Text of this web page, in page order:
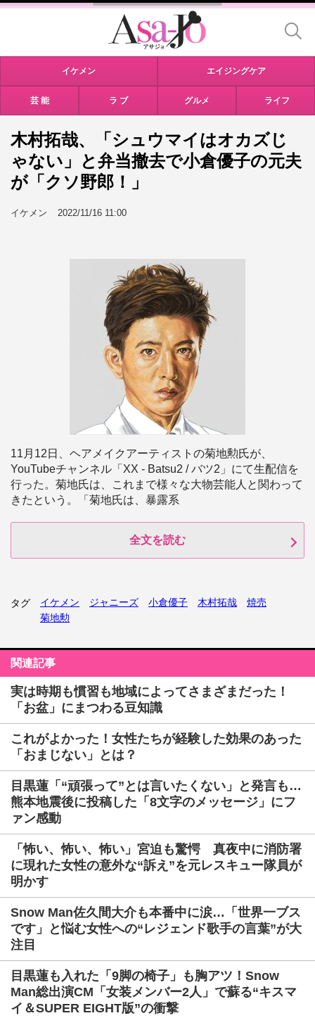
イケメン エイジングケア
芸 能 ラ ブ グルメ ライフ
木村拓哉、「シュウマイはオカズじ
ゃない」と弁当撤去で小倉優子の元夫
が「クソ野郎！」
イケメン 2022/11/16 11:00
11月12日、ヘアメイクアーティストの菊地勲氏が、
YouTubeチャンネル「XX - Batsu2 / バツ2」にて生配信を
行った。菊地氏は、これまで様々な大物芸能人と関わって
きたという。「菊地氏は、暴露系
全文を読む
タグ イケメン ジャニーズ 小倉優子 木村拓哉
焼売
菊地勲
関連記事
実は時期も慣習も地域によってさまざまだった！
「お盆」にまつわる豆知識
これがよかった！女性たちが経験した効果のあった
「おまじない」とは？
目黒蓮「“頑張って”とは言いたくない」と発言も…
熊本地震後に投稿した「8文字のメッセージ」にフ
ァン感動
「怖い、怖い、怖い」宮迫も驚愕 真夜中に消防署
に現れた女性の意外な“訴え”を元レスキュー隊員が
明かす
Snow Man佐久間大介も本番中に涙…「世界一ブス
です」と悩む女性への“レジェンド歌手の言葉”が大
注目
目黒蓮も入れた「9脚の椅子」も胸アツ！Snow
Man総出演CM「女装メンバー2人」で蘇る“キスマ
イ＆SUPER EIGHT版”の衝撃